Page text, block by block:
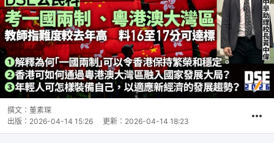
撰文： 董素琛
出版： 2026-04-14 15:26 更新： 2026-04-14 18:23